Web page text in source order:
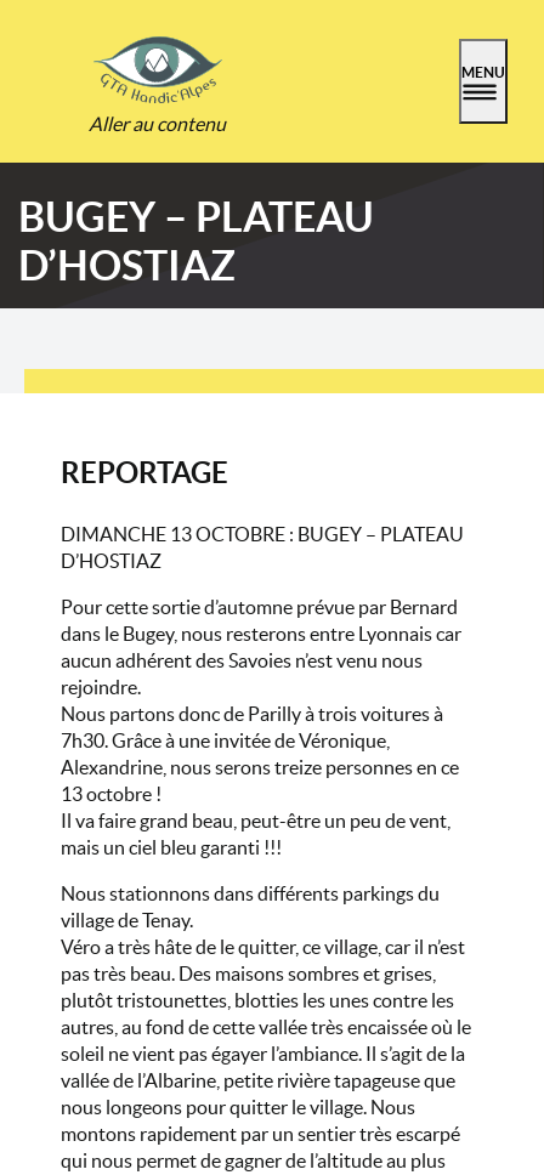
Aller au contenu
MENU
BUGEY – PLATEAU
D’HOSTIAZ
REPORTAGE
DIMANCHE 13 OCTOBRE : BUGEY – PLATEAU
D’HOSTIAZ
Pour cette sortie d’automne prévue par Bernard
dans le Bugey, nous resterons entre Lyonnais car
aucun adhérent des Savoies n’est venu nous
rejoindre.
Nous partons donc de Parilly à trois voitures à
7h30. Grâce à une invitée de Véronique,
Alexandrine, nous serons treize personnes en ce
13 octobre !
Il va faire grand beau, peut-être un peu de vent,
mais un ciel bleu garanti !!!
Nous stationnons dans différents parkings du
village de Tenay.
Véro a très hâte de le quitter, ce village, car il n’est
pas très beau. Des maisons sombres et grises,
plutôt tristounettes, blotties les unes contre les
autres, au fond de cette vallée très encaissée où le
soleil ne vient pas égayer l’ambiance. Il s’agit de la
vallée de l’Albarine, petite rivière tapageuse que
nous longeons pour quitter le village. Nous
montons rapidement par un sentier très escarpé
qui nous permet de gagner de l’altitude au plus